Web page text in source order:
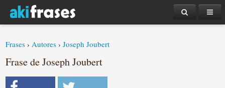
Frases ›Autores ›Joseph Joubert
Frase de Joseph Joubert